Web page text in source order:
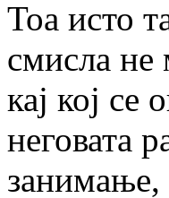
Тоа исто
смисла не
кај кој се
неговата
занимање,